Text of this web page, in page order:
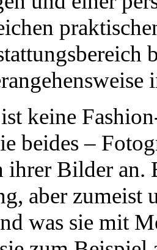
ist keine
beides –
ihrer Bilder
aber zumeist
was sie mit